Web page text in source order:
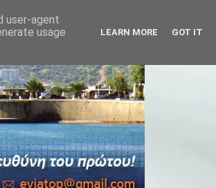
user-agent
usage
LEARN MORE GOT IT